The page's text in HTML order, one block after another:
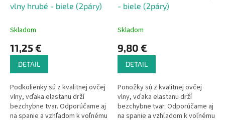
vlny hrubé - biele (2páry)
Skladom
11,25 €
DETAIL
Podkolienky sú z kvalitnej ovčej
vlny, vďaka elastanu drží
bezchybne tvar. Odporúčame aj
na spanie a vzhľadom k voľnému
- biele (2páry)
Skladom
9,80 €
DETAIL
Ponožky sú z kvalitnej ovčej
vlny, vďaka elastanu drží
bezchybne tvar. Odporúčame aj
na spanie a vzhľadom k voľnému